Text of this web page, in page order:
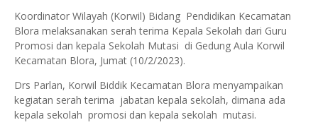
Koordinator Wilayah (Korwil) Bidang Pendidikan Kecamatan
Blora melaksanakan serah terima Kepala Sekolah dari Guru
Promosi dan kepala Sekolah Mutasi di Gedung Aula Korwil
Kecamatan Blora, Jumat (10/2/2023).
Drs Parlan, Korwil Biddik Kecamatan Blora menyampaikan
kegiatan serah terima jabatan kepala sekolah, dimana ada
kepala sekolah promosi dan kepala sekolah mutasi.